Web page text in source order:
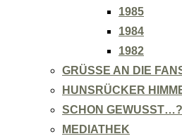
1985
1984
1982
GRÜSSE AN DIE
HUNSRÜCKER
SCHON GEWUSST…?
MEDIATHEK